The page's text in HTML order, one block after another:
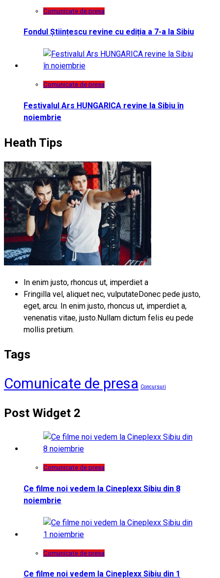
Comunicate de presa
Fondul Științescu revine cu ediția a 7-a la Sibiu
Comunicate de presa
Festivalul Ars HUNGARICA revine la Sibiu în
noiembrie
Heath Tips
In enim justo, rhoncus ut, imperdiet a
Fringilla vel, aliquet nec, vulputateDonec pede justo,
eget, arcu. In enim justo, rhoncus ut, imperdiet a,
venenatis vitae, justo.Nullam dictum felis eu pede
mollis pretium.
Tags
Comunicate de presa Concursuri
Post Widget 2
Comunicate de presa
Ce filme noi vedem la Cineplexx Sibiu din 8
noiembrie
Comunicate de presa
Ce filme noi vedem la Cineplexx Sibiu din 1